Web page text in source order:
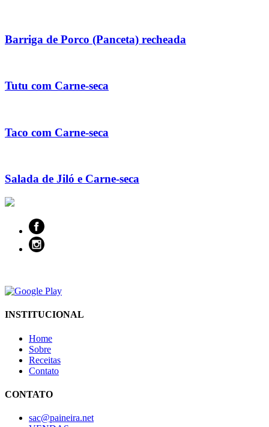
Barriga de Porco (Panceta) recheada
Tutu com Carne-seca
Taco com Carne-seca
Salada de Jiló e Carne-seca
INSTITUCIONAL
Home
Sobre
Receitas
Contato
CONTATO
sac@paineira.net